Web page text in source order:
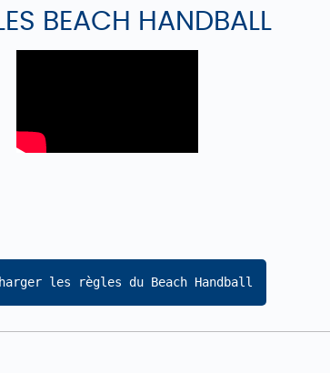
BEACH HANDBALL
les règles du Beach Handball